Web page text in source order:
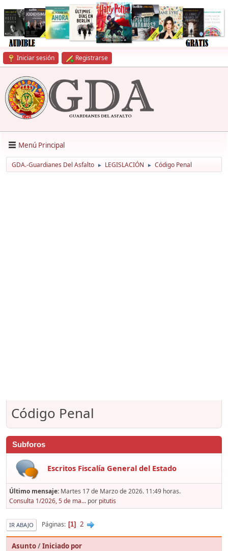
Iniciar sesión Registrarse
Menú Principal
GDA.-Guardianes Del Asfalto ► LEGISLACIÓN ► Código Penal
Código Penal
Subforos
Escritos Fiscalía General del Estado
Último mensaje: Martes 17 de Marzo de 2026. 11:49 horas.
Consulta 1/2026, 5 de ma... por pitutis
IR ABAJO Páginas 1 2
Asunto/Iniciado por